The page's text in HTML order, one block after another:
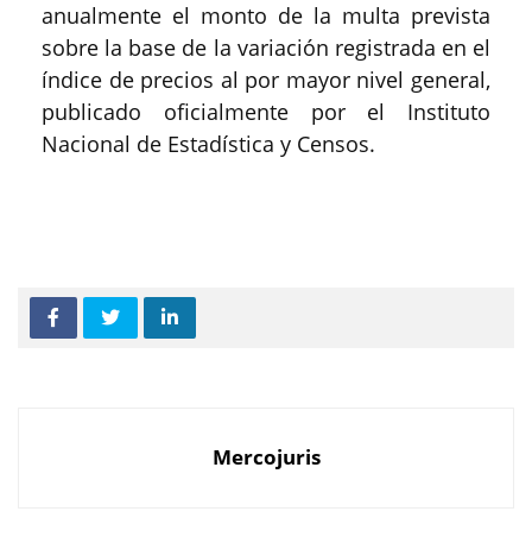
anualmente el monto de la multa prevista
sobre la base de la variación registrada en el
índice de precios al por mayor nivel general,
publicado oficialmente por el Instituto
Nacional de Estadística y Censos.
Mercojuris